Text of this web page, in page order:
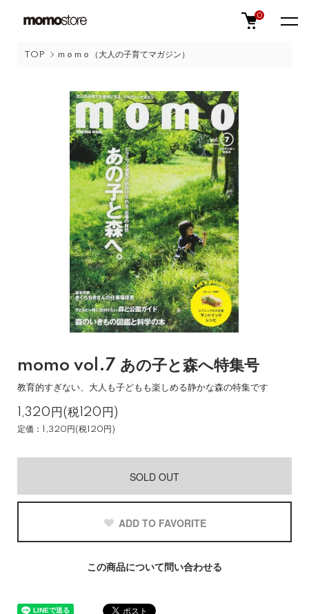
0
TOP ｍｏｍｏ（大人の子育てマガジン）
momo vol.7 あの子と森へ特集号
教育的すぎない、大人も子どもも楽しめる静かな森の特集です
1,320円(税120円)
定価：1,320円(税120円)
SOLD OUT
ADD TO FAVORITE
この商品について問い合わせる